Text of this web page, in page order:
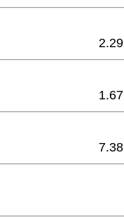
2.29
1.67
7.38